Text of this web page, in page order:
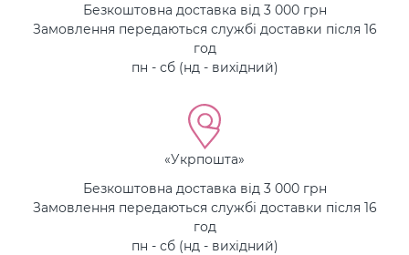
Безкоштовна доставка від 3 000 грн
Замовлення передаються службі доставки після 16
год
пн - сб (нд - вихідний)
«Укрпошта»
Безкоштовна доставка від 3 000 грн
Замовлення передаються службі доставки після 16
год
пн - сб (нд - вихідний)